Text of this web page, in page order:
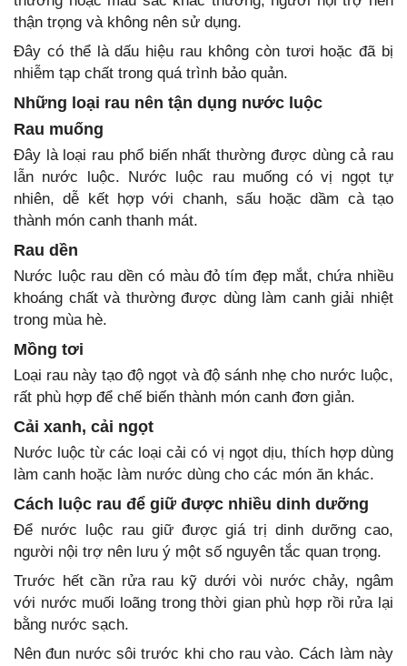
thận trọng và không nên sử dụng.
Đây có thể là dấu hiệu rau không còn tươi hoặc đã bị
nhiễm tạp chất trong quá trình bảo quản.
Những loại rau nên tận dụng nước luộc
Rau muống
Đây là loại rau phổ biến nhất thường được dùng cả rau
lẫn nước luộc. Nước luộc rau muống có vị ngọt tự
nhiên, dễ kết hợp với chanh, sấu hoặc dầm cà tạo
thành món canh thanh mát.
Rau dền
Nước luộc rau dền có màu đỏ tím đẹp mắt, chứa nhiều
khoáng chất và thường được dùng làm canh giải nhiệt
trong mùa hè.
Mồng tơi
Loại rau này tạo độ ngọt và độ sánh nhẹ cho nước luộc,
rất phù hợp để chế biến thành món canh đơn giản.
Cải xanh, cải ngọt
Nước luộc từ các loại cải có vị ngọt dịu, thích hợp dùng
làm canh hoặc làm nước dùng cho các món ăn khác.
Cách luộc rau để giữ được nhiều dinh dưỡng
Để nước luộc rau giữ được giá trị dinh dưỡng cao,
người nội trợ nên lưu ý một số nguyên tắc quan trọng.
Trước hết cần rửa rau kỹ dưới vòi nước chảy, ngâm
với nước muối loãng trong thời gian phù hợp rồi rửa lại
bằng nước sạch.
Nên đun nước sôi trước khi cho rau vào. Cách làm này